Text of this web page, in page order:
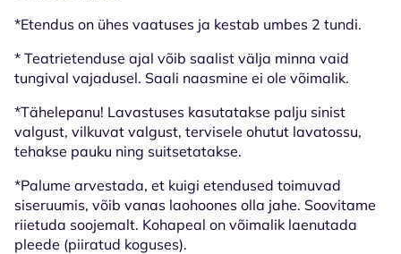
*Etendus on ühes vaatuses ja kestab umbes 2 tundi.
* Teatrietenduse ajal võib saalist välja minna vaid
tungival vajadusel. Saali naasmine ei ole võimalik.
*Tähelepanu! Lavastuses kasutatakse palju sinist
valgust, vilkuvat valgust, tervisele ohutut lavatossu,
tehakse pauku ning suitsetatakse.
*Palume arvestada, et kuigi etendused toimuvad
siseruumis, võib vanas laohoones olla jahe. Soovitame
riietuda soojemalt. Kohapeal on võimalik laenutada
pleede (piiratud koguses).